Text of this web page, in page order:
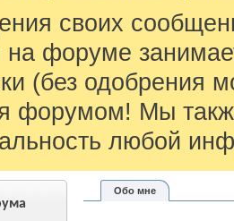
своих
на форуме
(без одобрения
форумом! Мы
любой
Обо мне